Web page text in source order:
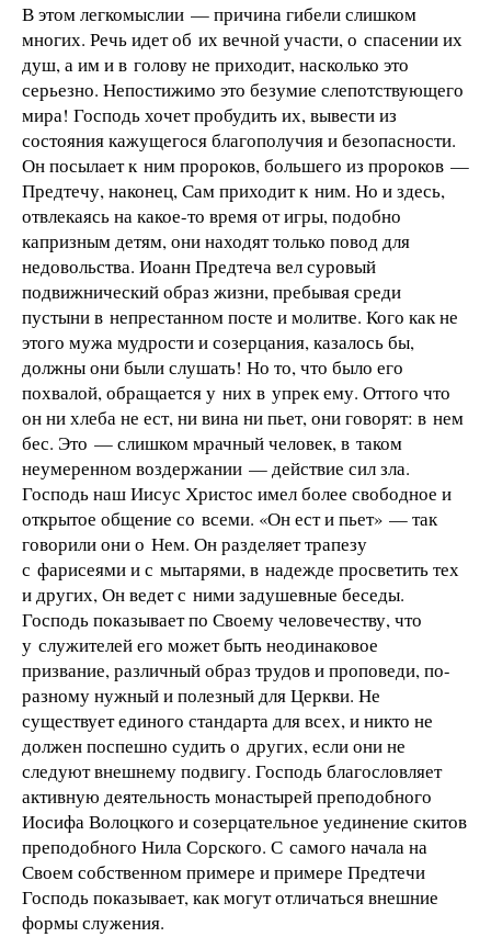
В этом легкомыслии — причина гибели слишком
многих. Речь идет об их вечной участи, о спасении их
душ, а им и в голову не приходит, насколько это
серьезно. Непостижимо это безумие слепотствующего
мира! Господь хочет пробудить их, вывести из
состояния кажущегося благополучия и безопасности.
Он посылает к ним пророков, большего из пророков —
Предтечу, наконец, Сам приходит к ним. Но и здесь,
отвлекаясь на какое-то время от игры, подобно
капризным детям, они находят только повод для
недовольства. Иоанн Предтеча вел суровый
подвижнический образ жизни, пребывая среди
пустыни в непрестанном посте и молитве. Кого как не
этого мужа мудрости и созерцания, казалось бы,
должны они были слушать! Но то, что было его
похвалой, обращается у них в упрек ему. Оттого что
он ни хлеба не ест, ни вина ни пьет, они говорят: в нем
бес. Это — слишком мрачный человек, в таком
неумеренном воздержании — действие сил зла.
Господь наш Иисус Христос имел более свободное и
открытое общение со всеми. «Он ест и пьет» — так
говорили они о Нем. Он разделяет трапезу
с фарисеями и с мытарями, в надежде просветить тех
и других, Он ведет с ними задушевные беседы.
Господь показывает по Своему человечеству, что
у служителей его может быть неодинаковое
призвание, различный образ трудов и проповеди, по-
разному нужный и полезный для Церкви. Не
существует единого стандарта для всех, и никто не
должен поспешно судить о других, если они не
следуют внешнему подвигу. Господь благословляет
активную деятельность монастырей преподобного
Иосифа Волоцкого и созерцательное уединение скитов
преподобного Нила Сорского. С самого начала на
Своем собственном примере и примере Предтечи
Господь показывает, как могут отличаться внешние
формы служения.